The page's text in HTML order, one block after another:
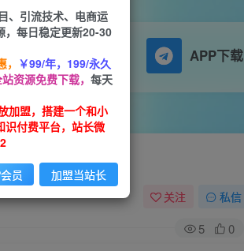
APP下载
关注 私信
5 0
、引流技术、电商运
，每日稳定更新20-30
￥99/年，199/永久
资源免费下载， 每天
加盟，搭建一个和小
识付费平台，站长微
员 加盟当站长